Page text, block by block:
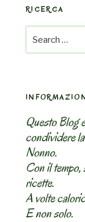
RICERCA
Search
for:
Questo Blog
condividere
Nonno.
Con il tempo,
ricette.
A volte
E non solo.